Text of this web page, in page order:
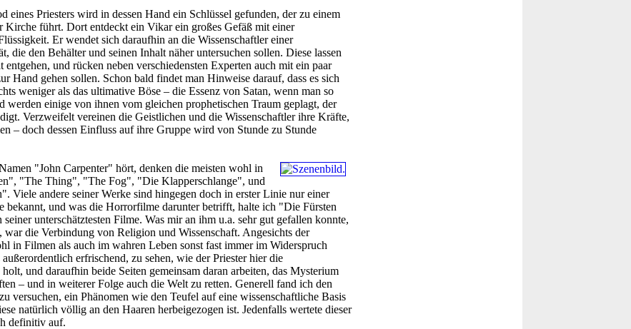
eines Priesters wird in dessen Hand ein Schlüssel gefunden, der zu einem
Kirche führt. Dort entdeckt ein Vikar ein großes Gefäß mit einer
Er wendet sich daraufhin an die Wissenschaftler einer
die den Behälter und seinen Inhalt näher untersuchen sollen. Diese lassen
entgehen, und rücken neben verschiedensten Experten auch mit ein paar
Hand gehen sollen. Schon bald findet man Hinweise darauf, dass es sich
weniger als das ultimative Böse – die Essenz von Satan, wenn man so
werden einige von ihnen vom gleichen prophetischen Traum geplagt, der
Verzweifelt vereinen die Geistlichen und die Wissenschaftler ihre Kräfte,
– doch dessen Einfluss auf ihre Gruppe wird von Stunde zu Stunde
"John Carpenter" hört, denken die meisten wohl in
"The Thing", "The Fog", "Die Klapperschlange", und
Viele andere seiner Werke sind hingegen doch in erster Linie nur einer
bekannt, und was die Horrorfilme darunter betrifft, halte ich "Die Fürsten
unterschätztesten Filme. Was mir an ihm u.a. sehr gut gefallen konnte,
die Verbindung von Religion und Wissenschaft. Angesichts der
in Filmen als auch im wahren Leben sonst fast immer im Widerspruch
erfrischend, zu sehen, wie der Priester hier die
und daraufhin beide Seiten gemeinsam daran arbeiten, das Mysterium
– und in weiterer Folge auch die Welt zu retten. Generell fand ich den
versuchen, ein Phänomen wie den Teufel auf eine wissenschaftliche Basis
natürlich völlig an den Haaren herbeigezogen ist. Jedenfalls wertete dieser
definitiv auf.